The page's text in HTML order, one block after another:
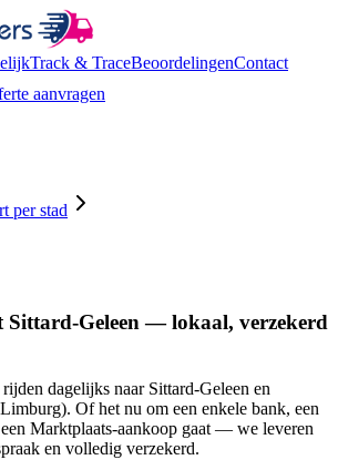
Track & TraceBeoordelingenContact
aanvragen
per stad
Sittard-Geleen — lokaal, verzekerd
dagelijks naar Sittard-Geleen en
Of het nu om een enkele bank, een
Marktplaats-aankoop gaat — we leveren
en volledig verzekerd.